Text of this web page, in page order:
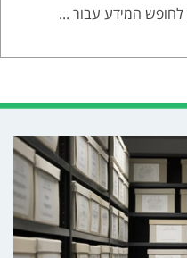
לחופש המידע עבור ...